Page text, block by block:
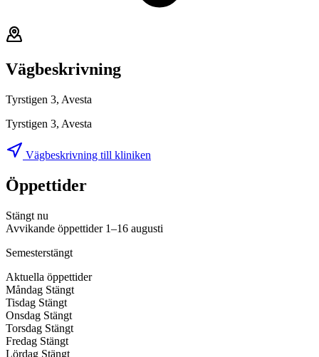
Vägbeskrivning
Tyrstigen 3, Avesta
Tyrstigen 3, Avesta
Vägbeskrivning till kliniken
Öppettider
Stängt nu
Avvikande öppettider 1–16 augusti
Semesterstängt
Aktuella öppettider
Måndag Stängt
Tisdag Stängt
Onsdag Stängt
Torsdag Stängt
Fredag Stängt
Lördag Stängt